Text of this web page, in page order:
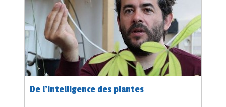
De l’intelligence des plantes